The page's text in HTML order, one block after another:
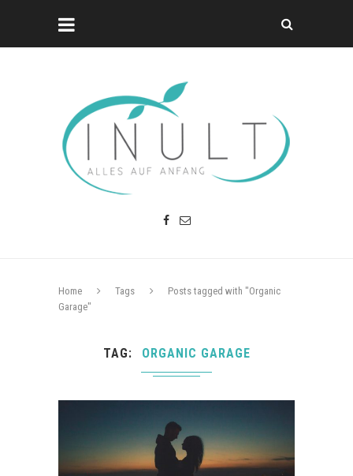
Home Tags
Posts tagged with "Organic
Garage"
TAG ORGANIC GARAGE